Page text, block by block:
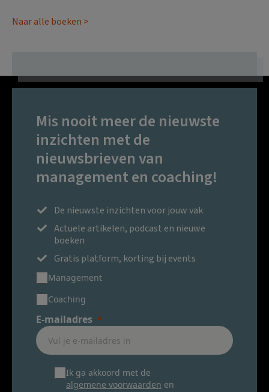
Naar alle boeken >
Mis nooit meer de nieuwste
inzichten met de
nieuwsbrieven van
management en coaching!
De nieuwste inzichten voor jouw vak
Actuele artikelen, podcast en nieuwe
boeken
Gratis platform, korting bij events
Management
Coaching
E-mailadres
Ik ga akkoord met de
algemene voorwaarden en